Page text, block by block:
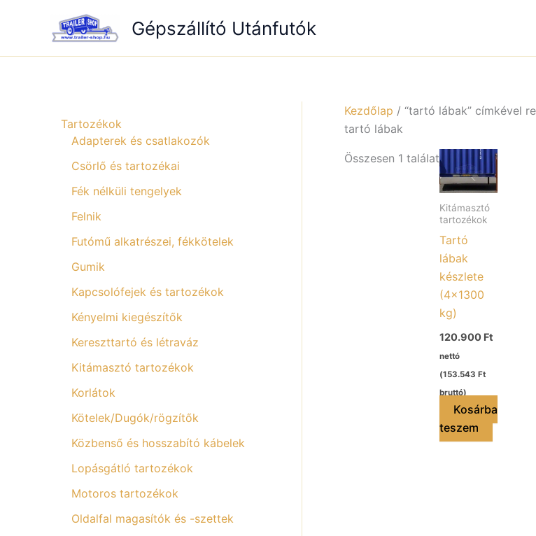
Gépszállító Utánfutók
Tartozékok
Adapterek és csatlakozók
Csörlő és tartozékai
Fék nélküli tengelyek
Felnik
Futómű alkatrészei, fékkötelek
Gumik
Kapcsolófejek és tartozékok
Kényelmi kiegészítők
Kereszttartó és létraváz
Kitámasztó tartozékok
Korlátok
Kötelek/Dugók/rögzítők
Közbenső és hosszabító kábelek
Lopásgátló tartozékok
Motoros tartozékok
Oldalfal magasítók és -szettek
Kezdőlap / “tartó lábak” címkével
tartó lábak
Összesen 1 találat
Kitámasztó
tartozékok
Tartó
lábak
készlete
(4×1300
kg)
120.900 Ft
nettó
(153.543 Ft
bruttó)
Kosárba
teszem